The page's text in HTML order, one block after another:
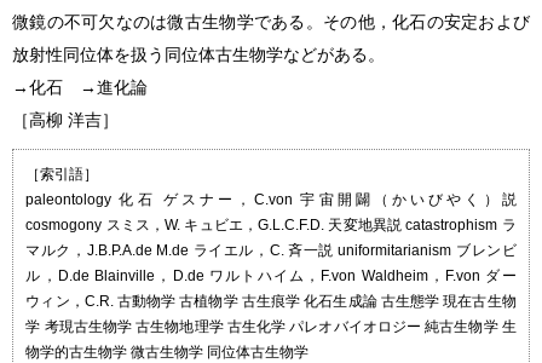
微鏡の不可欠なのは微古生物学である。その他，化石の安定および
放射性同位体を扱う同位体古生物学などがある。
→化石 →進化論
［高柳 洋吉］
［索引語］
paleontology 化石 ゲスナー，C.von 宇宙開闢（かいびやく）説
cosmogony スミス，W. キュビエ，G.L.C.F.D. 天変地異説 catastrophism ラ
マルク，J.B.P.A.de M.de ライエル，C. 斉一説 uniformitarianism ブレンビ
ル，D.de Blainville，D.de ワルトハイム，F.von Waldheim，F.von ダー
ウィン，C.R. 古動物学 古植物学 古生痕学 化石生成論 古生態学 現在古生物
学 考現古生物学 古生物地理学 古生化学 パレオバイオロジー 純古生物学生
物学的古生物学 微古生物学 同位体古生物学